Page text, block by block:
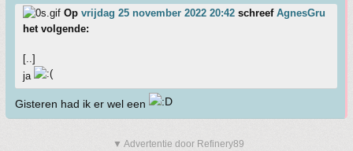
Op vrijdag 25 november 2022 20:42 schreef AgnesGru
het volgende:
[..]
ja
Gisteren had ik er wel een
▼ Advertentie door Refinery89